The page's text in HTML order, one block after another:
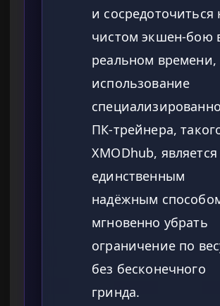
и сосредоточиться
чистом экшен-бою
реальном времени,
использование
ПК-трейнера,
XMODhub, является
единственным
надёжным
мгновенно убрать
ограничение по
без бесконечного
гринда.